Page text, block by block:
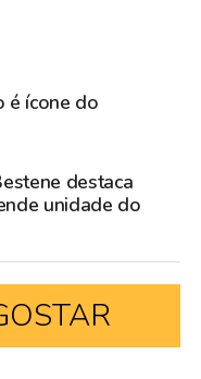
é ícone do
destaca
unidade do